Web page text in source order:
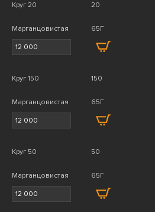
Круг 20 20
Марганцовистая
65Г
Круг 150 150
Марганцовистая
65Г
Круг 50 50
Марганцовистая
65Г